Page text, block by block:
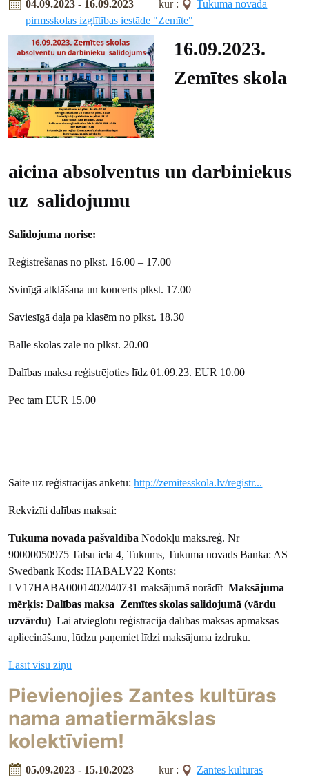
04.09.2023 - 16.09.2023 kur :
Tukuma novada
pirmsskolas izglītības iestāde "Zemīte"
16.09.2023.
Zemītes skola
aicina absolventus un darbiniekus
uz salidojumu
Salidojuma norise:
Reģistrēšanas no plkst. 16.00 – 17.00
Svinīgā atklāšana un koncerts plkst. 17.00
Saviesīgā daļa pa klasēm no plkst. 18.30
Balle skolas zālē no plkst. 20.00
Dalības maksa reģistrējoties līdz 01.09.23. EUR 10.00
Pēc tam EUR 15.00
Saite uz reģistrācijas anketu:http://zemitesskola.lv/registr...
Rekvizīti dalības maksai:
Tukuma novada pašvaldība Nodokļu maks.reģ. Nr
90000050975 Talsu iela 4, Tukums, Tukuma novads Banka: AS
Swedbank Kods: HABALV22 Konts:
LV17HABA0001402040731 maksājumā norādītMaksājuma
mērķis: Dalības maksa Zemītes skolas salidojumā (vārdu
uzvārdu) Lai atvieglotu reģistrācijā dalības maksas apmaksas
apliecināšanu, lūdzu paņemiet līdzi maksājuma izdruku.
Lasīt visu ziņu
Pievienojies Zantes kultūras
nama amatiermākslas
kolektīviem!
05.09.2023 - 15.10.2023 kur :
Zantes kultūras